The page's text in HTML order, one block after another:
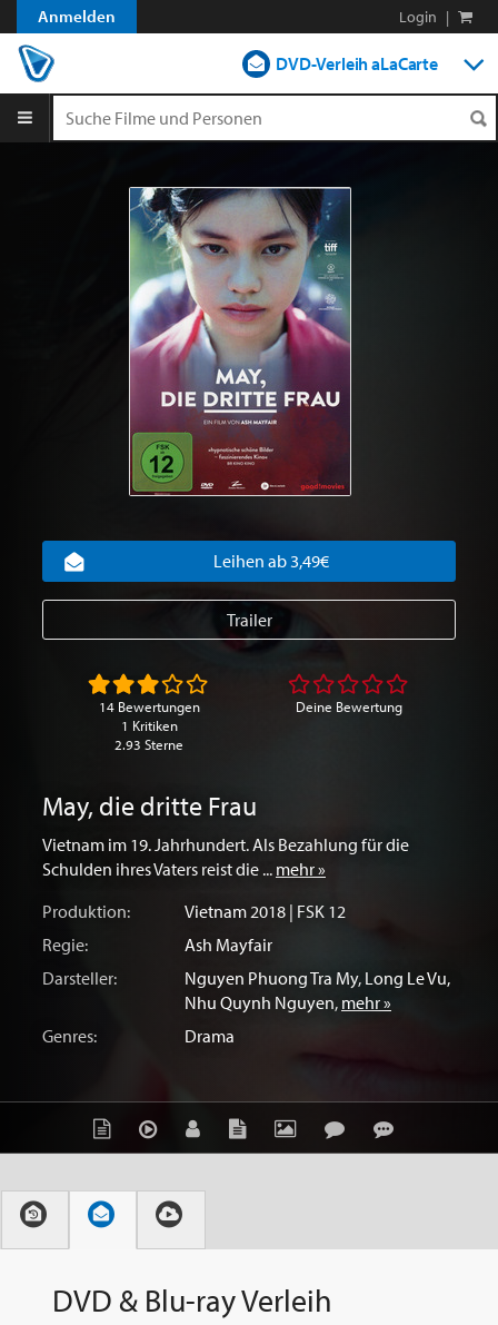
Anmelden Login |
DVD-Verleih aLaCarte
Shop
Blog
May, die dritte Frau
Vietnam im 19. Jahrhundert. Als Bezahlung für die
Schulden ihres Vaters reist die ... mehr »
Produktion:
Vietnam 2018 | FSK 12
Regie:
Ash Mayfair
Darsteller:
Nguyen Phuong Tra My, Long Le Vu,
Nhu Quynh Nguyen, mehr »
Genres:
Drama
Leihen ab 3,49€
Trailer
14 Bewertungen
1 Kritiken
2.93 Sterne
Deine Bewertung
DVD & Blu-ray Verleih